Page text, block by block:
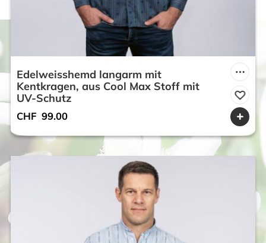
Edelweisshemd langarm mit
Kentkragen, aus Cool Max Stoff mit
UV-Schutz
CHF 99.00